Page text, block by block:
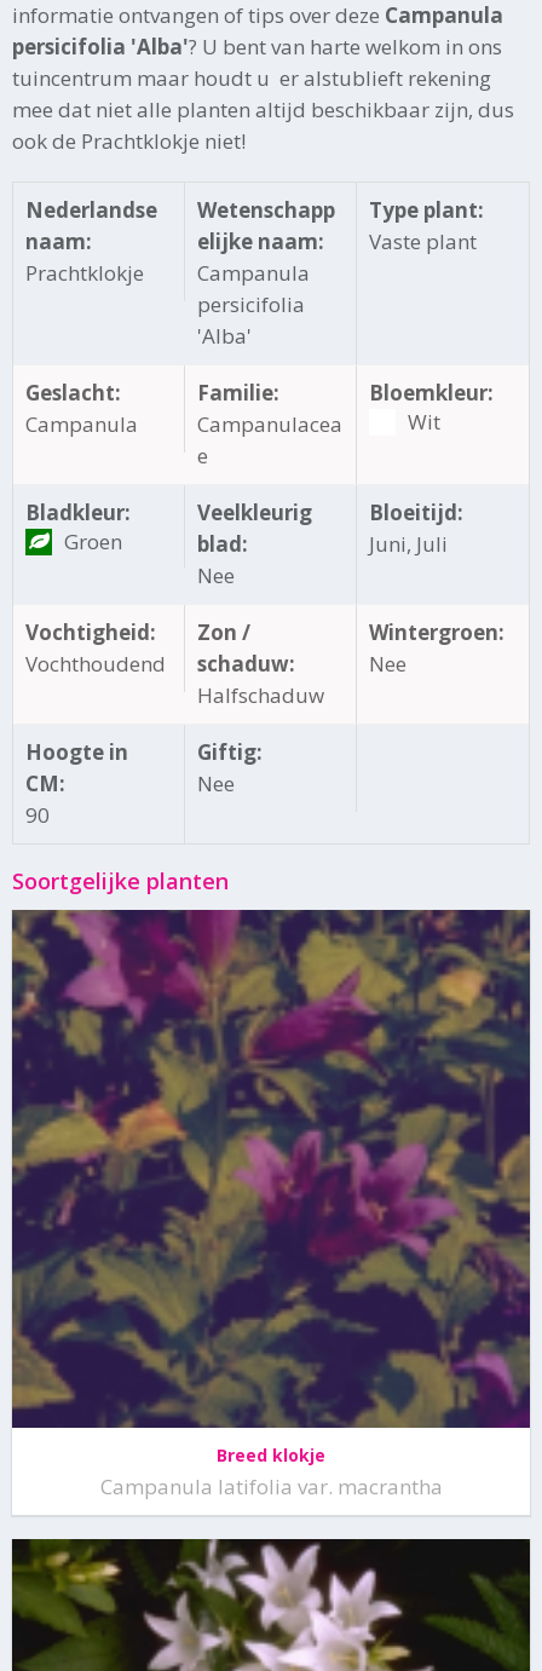
informatie ontvangen of tips over deze Campanula
persicifolia 'Alba'? U bent van harte welkom in ons
tuincentrum maar houdt u er alstublieft rekening
mee dat niet alle planten altijd beschikbaar zijn, dus
ook de Prachtklokje niet!
Nederlandse
naam:
Prachtklokje
Wetenschapp
elijke naam:
Campanula
persicifolia
'Alba'
Type plant:
Vaste plant
Geslacht:
Campanula
Familie:
Campanulacea
e
Bloemkleur:
Wit
Bladkleur:
Groen
Veelkleurig
blad:
Nee
Bloeitijd:
Juni, Juli
Vochtigheid:
Vochthoudend
Zon /
schaduw:
Halfschaduw
Wintergroen:
Nee
Hoogte in
CM:
90
Giftig:
Nee
Soortgelijke planten
Breed klokje
Campanula latifolia var. macrantha